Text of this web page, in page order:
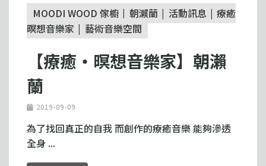
MOODI WOOD 傢櫥 朝瀨蘭 活動訊息
療癒
暝想音樂家
藝術音樂空間
【療癒‧暝想音樂家】朝瀨
蘭
2019-09-09
為了找回真正的自我 而創作的療癒音樂 能夠滲透
全身 ...